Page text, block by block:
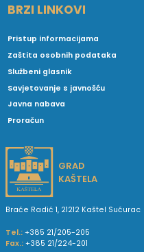
BRZI LINKOVI
Pristup informacijama
Zaštita osobnih podataka
Službeni glasnik
Savjetovanje s javnošću
Javna nabava
Proračun
GRAD
KAŠTELA
Braće Radić 1, 21212 Kaštel Sućurac
Tel.: +385 21/205-205
Fax.: +385 21/224-201